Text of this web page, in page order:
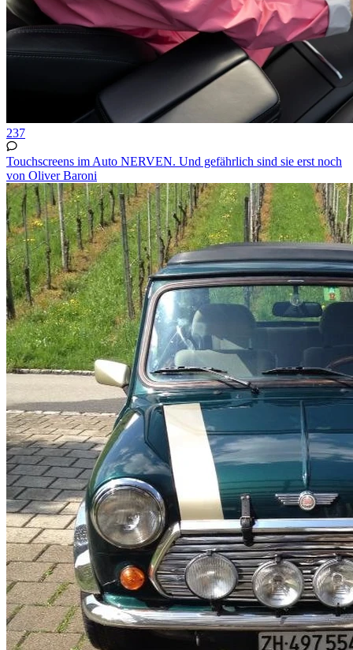
237
Touchscreens im Auto NERVEN. Und gefährlich sind sie erst noch
von Oliver Baroni